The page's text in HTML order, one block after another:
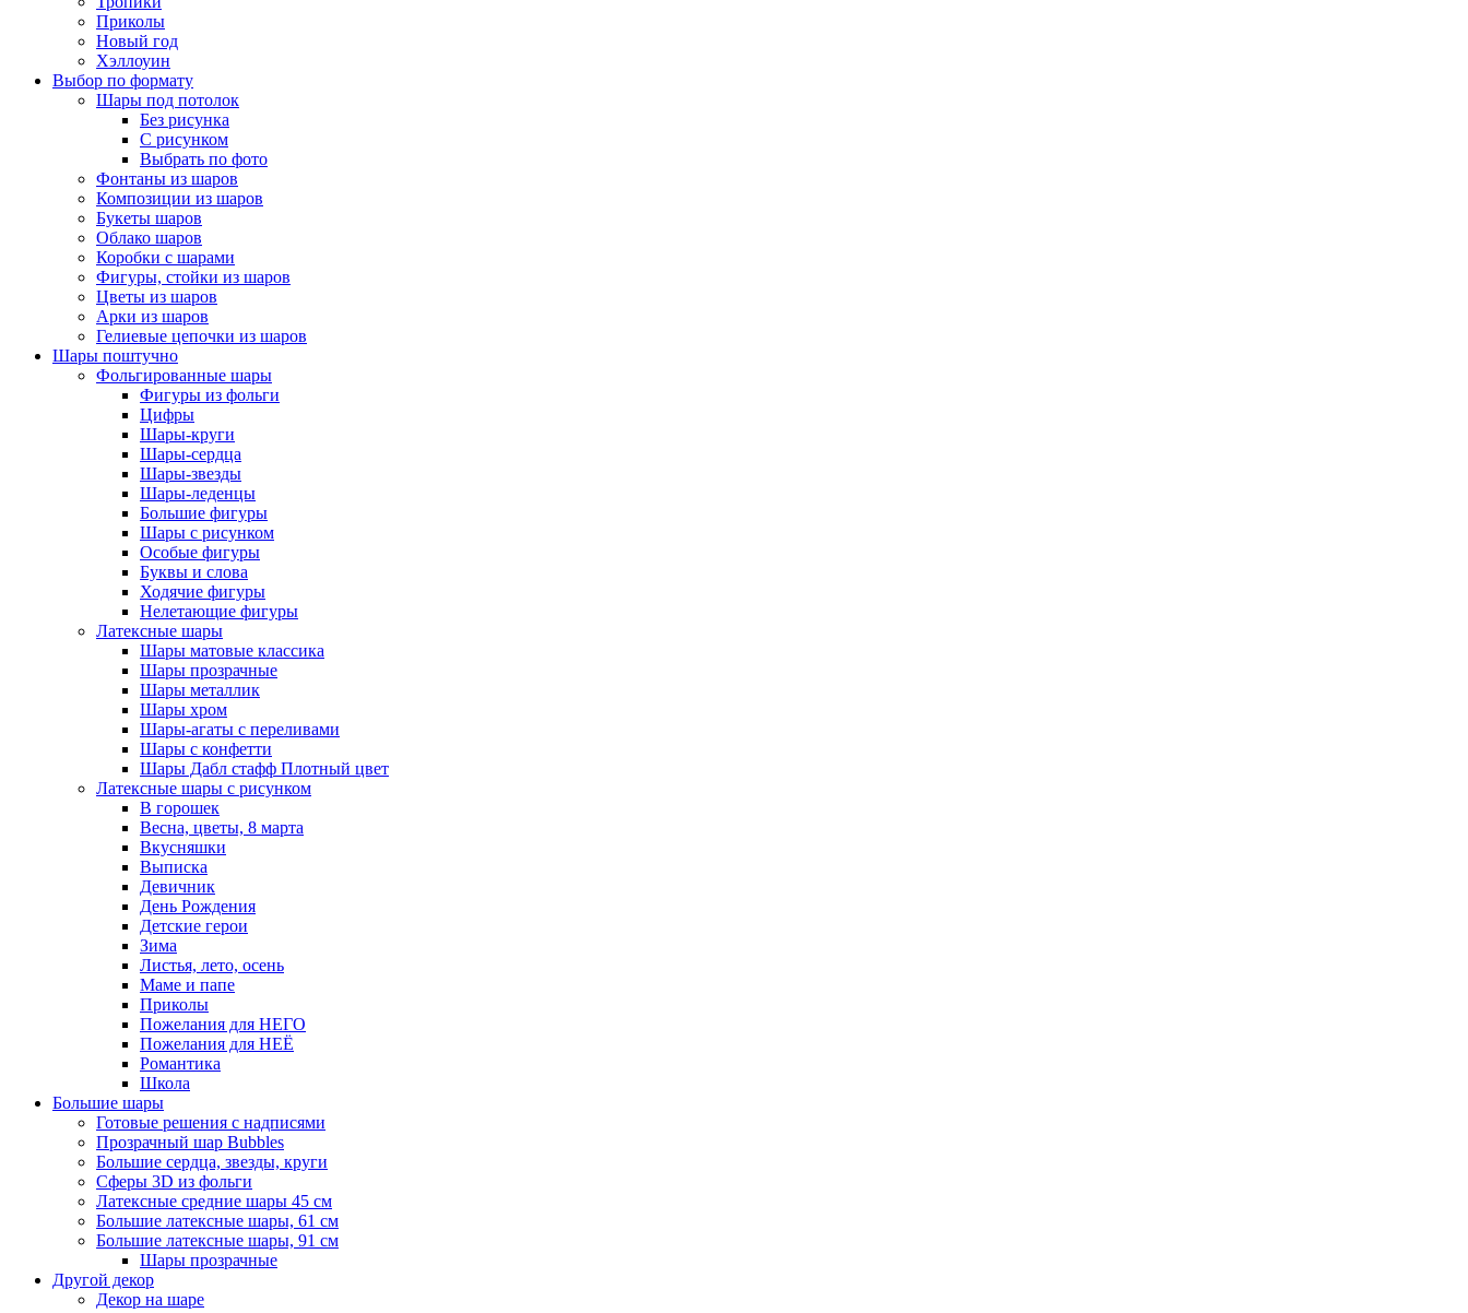
Приколы
Новый год
Хэллоуин
Выбор по формату
Шары под потолок
Без рисунка
С рисунком
Выбрать по фото
Фонтаны из шаров
Композиции из шаров
Букеты шаров
Облако шаров
Коробки с шарами
Фигуры, стойки из шаров
Цветы из шаров
Арки из шаров
Гелиевые цепочки из шаров
Шары поштучно
Фольгированные шары
Фигуры из фольги
Цифры
Шары-круги
Шары-сердца
Шары-звезды
Шары-леденцы
Большие фигуры
Шары с рисунком
Особые фигуры
Буквы и слова
Ходячие фигуры
Нелетающие фигуры
Латексные шары
Шары матовые классика
Шары прозрачные
Шары металлик
Шары хром
Шары-агаты с переливами
Шары с конфетти
Шары Дабл стафф Плотный цвет
Латексные шары с рисунком
В горошек
Весна, цветы, 8 марта
Вкусняшки
Выписка
Девичник
День Рождения
Детские герои
Зима
Листья, лето, осень
Маме и папе
Приколы
Пожелания для НЕГО
Пожелания для НЕЁ
Романтика
Школа
Большие шары
Готовые решения с надписями
Прозрачный шар Bubbles
Большие сердца, звезды, круги
Сферы 3D из фольги
Латексные средние шары 45 см
Большие латексные шары, 61 см
Большие латексные шары, 91 см
Шары прозрачные
Другой декор
Декор на шаре